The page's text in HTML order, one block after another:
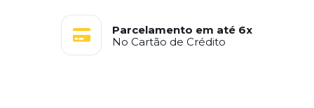
Parcelamento em até 6x
No Cartão de Crédito